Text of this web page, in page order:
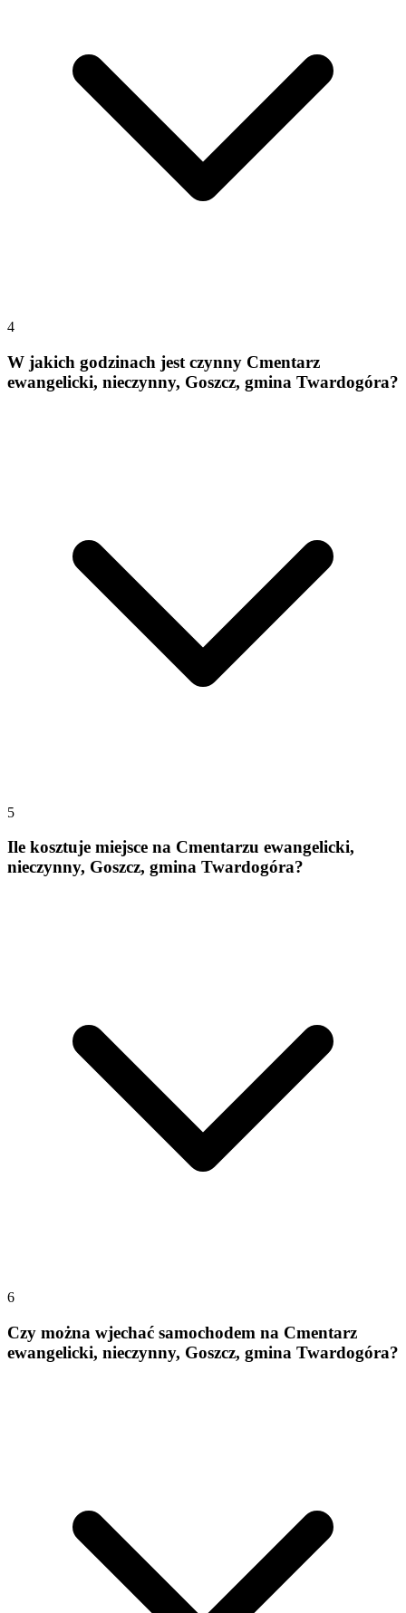
4
W jakich godzinach jest czynny Cmentarz
ewangelicki, nieczynny, Goszcz, gmina Twardogóra?
5
Ile kosztuje miejsce na Cmentarzu ewangelicki,
nieczynny, Goszcz, gmina Twardogóra?
6
Czy można wjechać samochodem na Cmentarz
ewangelicki, nieczynny, Goszcz, gmina Twardogóra?